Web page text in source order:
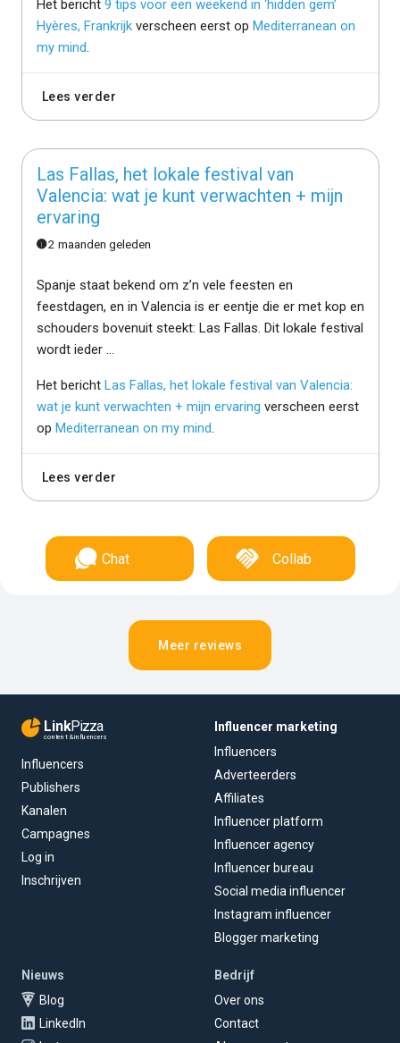
Het bericht 9 tips voor een weekend in ‘hidden gem’
Hyères, Frankrijkverscheen eerst op Mediterranean on
my mind
Lees verder
Las Fallas, het lokale festival van
Valencia: wat je kunt verwachten + mijn
ervaring
2 maanden geleden
Spanje staat bekend om z’n vele feesten en
feestdagen, en in Valencia is er eentje die er met kop en
schouders bovenuit steekt: Las Fallas. Dit lokale festival
wordt ieder …
Het bericht Las Fallas, het lokale festival van Valencia:
wat je kunt verwachten + mijn ervaring verscheen eerst
op Mediterranean on my mind
Lees verder
Chat Collab
Meer reviews
LinkPizza
content & influencers
Influencers
Publishers
Kanalen
Campagnes
Log in
Inschrijven
Influencer marketing
Influencers
Adverteerders
Affiliates
Influencer platform
Influencer agency
Influencer bureau
Social media influencer
Instagram influencer
Blogger marketing
Nieuws
Blog
LinkedIn
Bedrijf
Over ons
Contact